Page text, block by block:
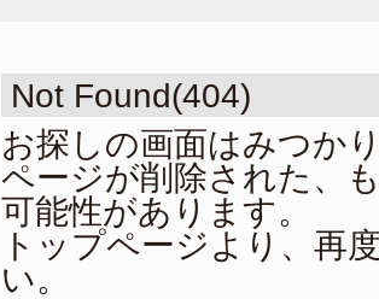
Not Found(404)
お探しの画面はみつか
ページが削除された、
可能性があります。
トップページより、再
い。